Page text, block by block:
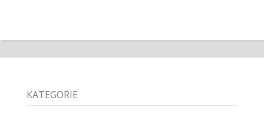
KATEGORIE